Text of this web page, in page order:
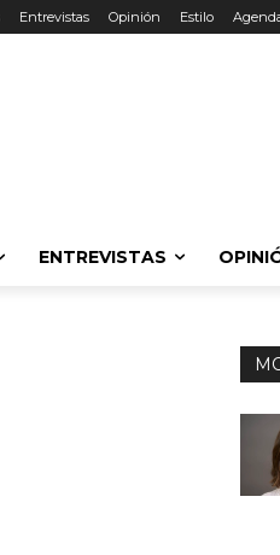
Entrevistas Opinión Estilo
ENTREVISTAS